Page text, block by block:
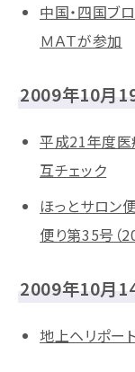
中国・四国ブ
ＭＡＴが参加
2009年10月
平成21年度医
互チェック
ほっとサロン
便り第35号（
2009年10月
地上ヘリポー